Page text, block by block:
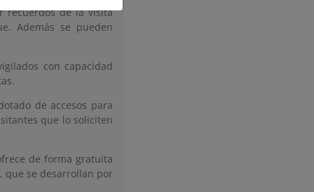
recuerdos de la visita
Además se pueden
con capacidad
de accesos para
que lo soliciten
de forma gratuita
que se desarrollan por